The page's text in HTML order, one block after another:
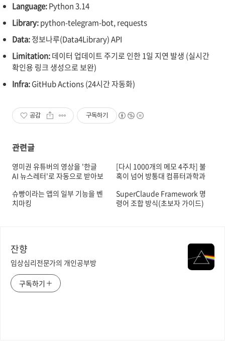
Language:Python 3.14
Library:python-telegram-bot, requests
Data:정보나루(Data4Library) API
Limitation:데이터 업데이트 주기로 인한 1일 지연 발생 (실시간
확인용 링크 생성으로 보완)
Infra:GitHub Actions (24시간 자동화)
공감 구독하기
관련글
영미권 유튜버의 영상을 '한글
AI 뉴스레터'로 자동으로 받아보
[다시 1000개의 메모 4주차] 불
혹이 넘어 방통대 컴퓨터과학과
슈빵이라는 앱의 일부 기능을 벤
치마킹
SuperClaude Framework 명
령어 조합 방식(초보자 가이드)
잔향
임상심리전문가의 개인공부방
구독하기